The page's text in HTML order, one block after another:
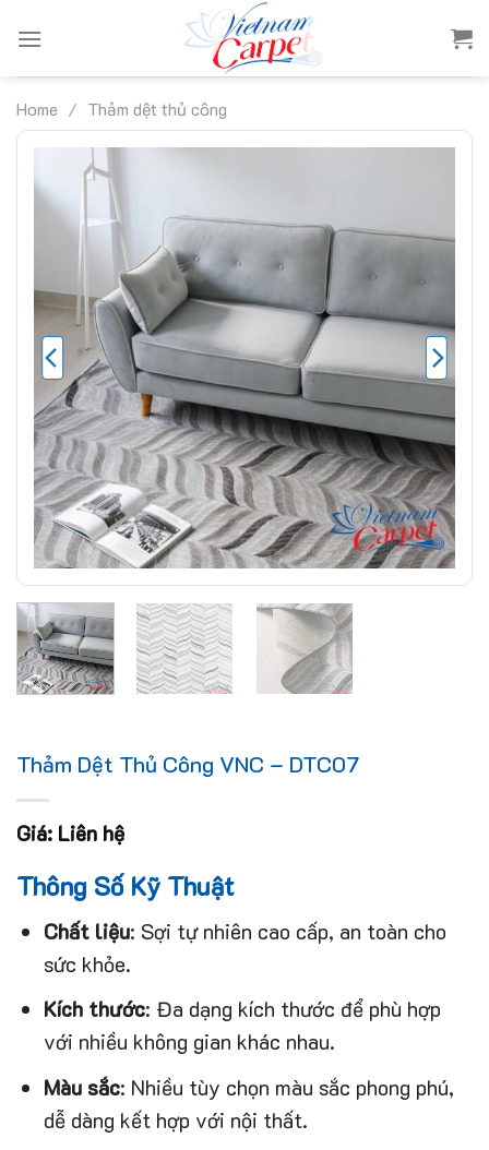
Home / Thảm dệt thủ công
Thảm Dệt Thủ Công VNC – DTC07
Giá: Liên hệ
Thông Số Kỹ Thuật
Chất liệu: Sợi tự nhiên cao cấp, an toàn cho
sức khỏe.
Kích thước: Đa dạng kích thước để phù hợp
với nhiều không gian khác nhau.
Màu sắc: Nhiều tùy chọn màu sắc phong phú,
dễ dàng kết hợp với nội thất.